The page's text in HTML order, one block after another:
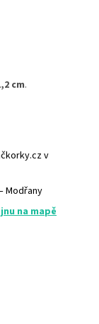
cm.
v
Modřany
na mapě